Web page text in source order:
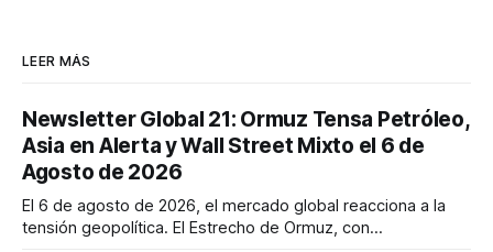
LEER MÁS
Newsletter Global 21: Ormuz Tensa Petróleo,
Asia en Alerta y Wall Street Mixto el 6 de
Agosto de 2026
El 6 de agosto de 2026, el mercado global reacciona a la
tensión geopolítica. El Estrecho de Ormuz, con